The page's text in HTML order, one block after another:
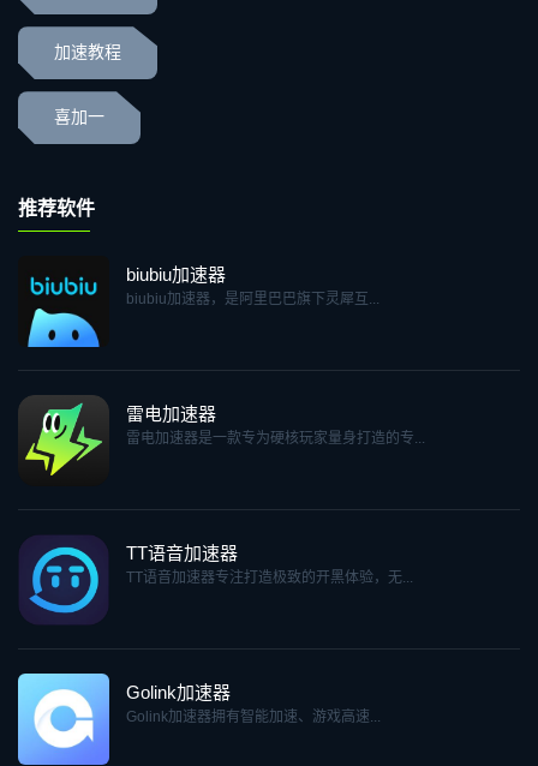
加速教程
喜加一
推荐软件
biubiu加速器
biubiu加速器，是阿里巴巴旗下灵犀互...
雷电加速器
雷电加速器是一款专为硬核玩家量身打造的专...
TT语音加速器
TT语音加速器专注打造极致的开黑体验，无...
Golink加速器
Golink加速器拥有智能加速、游戏高速...